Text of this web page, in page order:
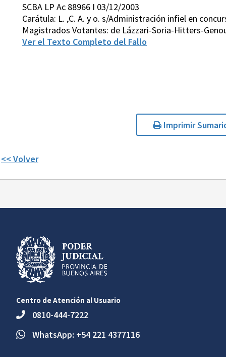
SCBA LP Ac 88966 I 03/12/2003
Carátula: L. ,C. A. y o. s/Administración infiel en
Magistrados Votantes: de Lázzari-Soria-Hitters-
Ver el Texto Completo del Fallo
Imprimir
<< Volver
Centro de Atención al Usuario
0810-444-7222
WhatsApp: +54 221 4377116